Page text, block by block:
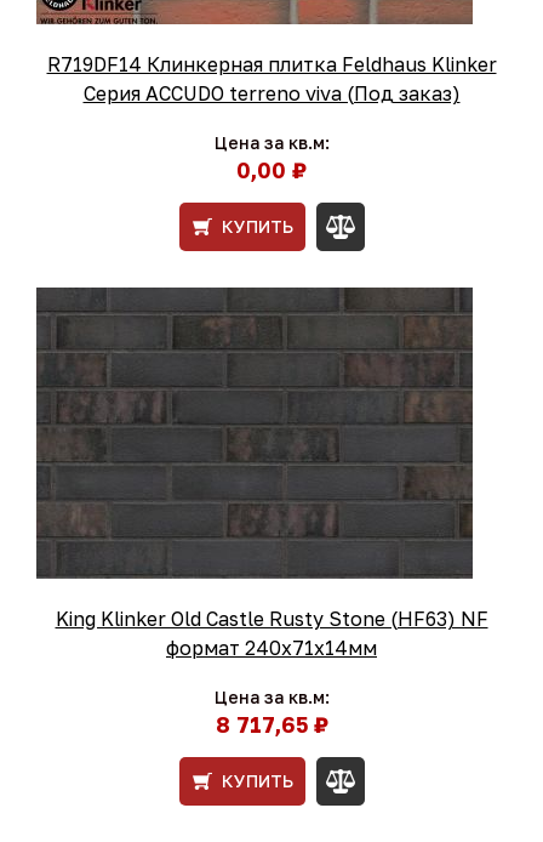
R719DF14 Клинкерная плитка Feldhaus Klinker
Серия ACCUDO terreno viva (Под заказ)
Цена за кв.м:
0,00 ₽
КУПИТЬ
King Klinker Old Castle Rusty Stone (HF63) NF
формат 240x71x14мм
Цена за кв.м:
8 717,65 ₽
КУПИТЬ